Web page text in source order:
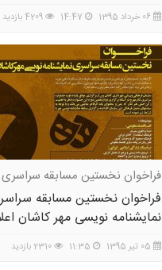
06 خرداد 1395 14:47 4209 بازدید
فراخوان نخستین مسابقه سراسری
نمایشنامه نویسی مهر کاشان
فراخوان نخستین مسابقه
نمایشنامه نویسی مهر کاشان
05 تیر 1395 11:35 2310 بازدید